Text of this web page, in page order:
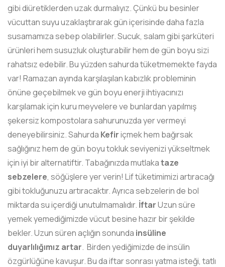
gibi diüretiklerden uzak durmalıyız. Çünkü bu besinler
vücuttan suyu uzaklaştırarak gün içerisinde daha fazla
susamamıza sebep olabilirler. Sucuk, salam gibi şarküteri
ürünleri hem susuzluk oluşturabilir hem de gün boyu sizi
rahatsız edebilir. Bu yüzden sahurda tüketmemekte fayda
var! Ramazan ayında karşılaşılan kabızlık probleminin
önüne geçebilmek ve gün boyu enerji ihtiyacınızı
karşılamak için kuru meyvelere ve bunlardan yapılmış
şekersiz kompostolara sahurunuzda yer vermeyi
deneyebilirsiniz. Sahurda Kefiriçmek hem bağırsak
sağlığınız hem de gün boyu tokluk seviyenizi yükseltmek
için iyi bir alternatiftir. Tabağınızda mutlakataze
sebzelere, söğüşlere yer verin! Lif tüketimimizi artıracağı
gibi tokluğunuzu artıracaktır. Ayrıca sebzelerin de bol
miktarda su içerdiği unutulmamalıdır. İftarUzun süre
yemek yemediğimizde vücut besine hazır bir şekilde
bekler. Uzun süren açlığın sonunda insüline
duyarlılığımız artar. Birden yediğimizde de insülin
özgürlüğüne kavuşur. Bu da iftar sonrası yatma isteği, tatlı